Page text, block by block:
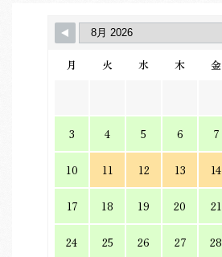
月 火 水 木 金
3 4 5 6 7
10 11 12 13 14
17 18 19 20 21
24 25 26 27 28